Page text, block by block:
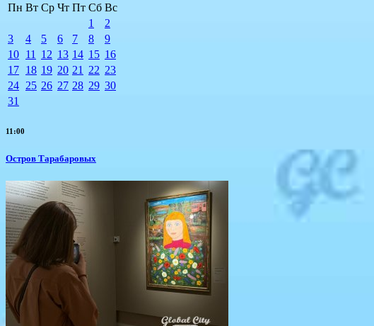
Пн Вт Ср Чт Пт Сб Вс
1
2
3
4 5 6 7 8
9
10 11 12 13 14 15 16
17 18 19 20 21 22 23
24 25 26 27 28 29 30
31
11:00
Остров Тарабаровых